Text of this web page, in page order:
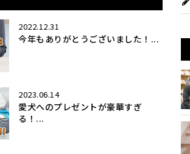
2022.12.31
今年もありがとうございました！...
2023.06.14
愛犬へのプレゼントが豪華すぎ
る！...